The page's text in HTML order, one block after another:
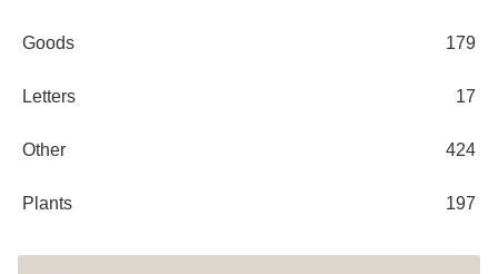
Goods 179
Letters 17
Other 424
Plants 197